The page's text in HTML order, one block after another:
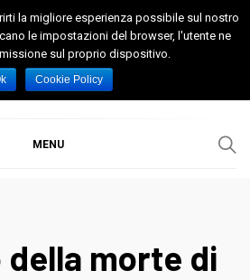
Foggia
Eventi e Attività nella Capitanata
MENU
morte di
la migliore esperienza possibile sul nostro
le impostazioni del browser, l'utente ne
sul proprio dispositivo.
Cookie Policy